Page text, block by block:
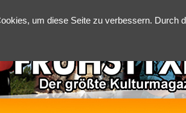
um diese Seite zu verbessern.